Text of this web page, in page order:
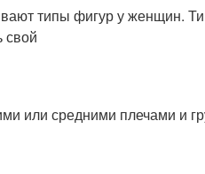
или средними плечами и